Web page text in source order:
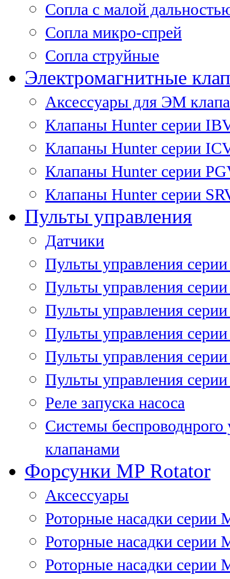
Сопла с малой
Сопла микро-спрей
Сопла струйные
Электромагнитные
Аксессуары для ЭМ
Клапаны Hunter серии
Клапаны Hunter серии
Клапаны Hunter серии
Клапаны Hunter серии
Пульты управления
Датчики
Пульты управления
Пульты управления
Пульты управления
Пульты управления
Пульты управления
Пульты управления
Реле запуска насоса
Системы
клапанами
Форсунки MP Rotator
Аксессуары
Роторные насадки серии
Роторные насадки серии
Роторные насадки серии